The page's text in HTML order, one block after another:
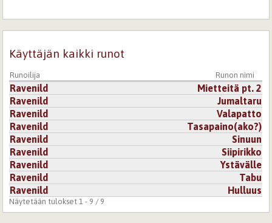
tämä sai kyyneleet kyyneleet silmiini, samaistuin..
Kirjaudutai rekisteröidykommentoidaksesi
Käyttäjän kaikki runot
Runoilija Runon nimi
Ravenild
Mietteitä pt. 2
Ravenild
Jumaltaru
Ravenild
Valapatto
Ravenild
Tasapaino(ako?)
Ravenild
Sinuun
Ravenild
Siipirikko
Ravenild
Ystävälle
Ravenild
Tabu
Ravenild
Hulluus
Näytetään tulokset 1 - 9 / 9